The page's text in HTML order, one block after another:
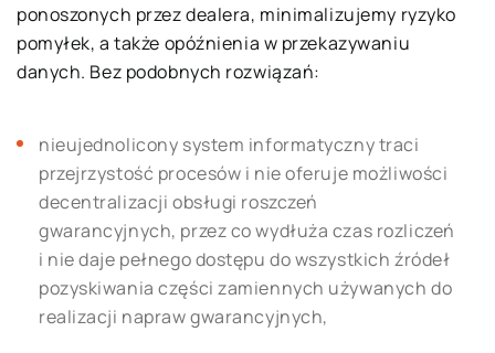
ponoszonych przez dealera, minimalizujemy ryzyko
pomyłek, a także opóźnienia w przekazywaniu
danych. Bez podobnych rozwiązań:
nieujednolicony system informatyczny traci
przejrzystość procesów i nie oferuje możliwości
decentralizacji obsługi roszczeń
gwarancyjnych, przez co wydłuża czas rozliczeń
i nie daje pełnego dostępu do wszystkich źródeł
pozyskiwania części zamiennych używanych do
realizacji napraw gwarancyjnych,